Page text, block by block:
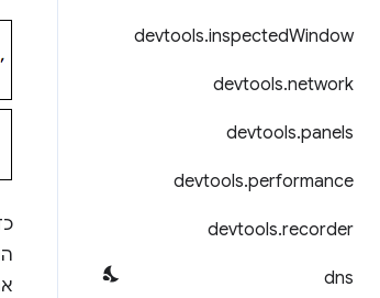
devtools.inspectedWindow
devtools.network
devtools.panels
devtools.performance
devtools.recorder
dns